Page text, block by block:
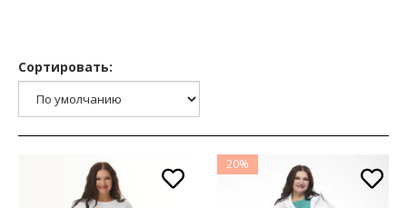
Сортировать:
20%